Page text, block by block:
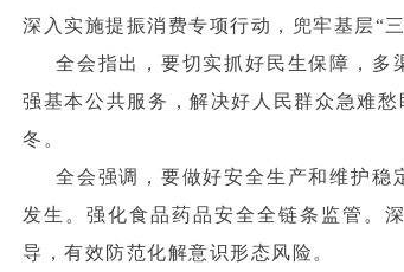
深入实施提振消费专项行动，兜牢基层“
全会指出，要切实抓好民生保障，多
强基本公共服务，解决好人民群众急难
冬。
全会强调，要做好安全生产和维护稳
发生。强化食品药品安全全链条监管。
导，有效防范化解意识形态风险。